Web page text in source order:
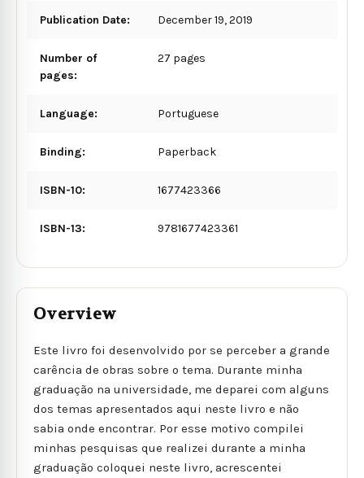
Publication Date: December 19, 2019
Number of
pages:
27 pages
Language: Portuguese
Binding: Paperback
ISBN-10: 1677423366
ISBN-13: 9781677423361
Overview
Este livro foi desenvolvido por se perceber a grande
carência de obras sobre o tema. Durante minha
graduação na universidade, me deparei com alguns
dos temas apresentados aqui neste livro e não
sabia onde encontrar. Por esse motivo compilei
minhas pesquisas que realizei durante a minha
graduação coloquei neste livro, acrescentei